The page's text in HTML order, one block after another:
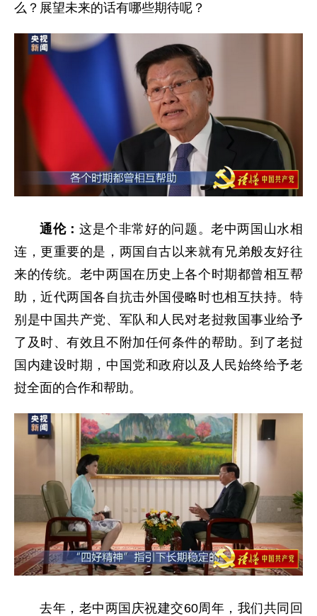
么？展望未来的话有哪些期待呢？
通伦： 这是个非常好的问题。老中两国山水相
连，更重要的是，两国自古以来就有兄弟般友好往
来的传统。老中两国在历史上各个时期都曾相互帮
助，近代两国各自抗击外国侵略时也相互扶持。特
别是中国共产党、军队和人民对老挝救国事业给予
了及时、有效且不附加任何条件的帮助。到了老挝
国内建设时期，中国党和政府以及人民始终给予老
挝全面的合作和帮助。
去年，老中两国庆祝建交60周年，我们共同回